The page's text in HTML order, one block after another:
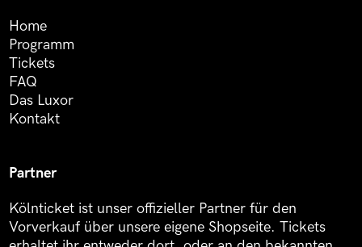
Home
Programm
Tickets
FAQ
Das Luxor
Kontakt
Partner
Kölnticket ist unser offizieller Partner für den
Vorverkauf über unsere eigene Shopseite. Tickets